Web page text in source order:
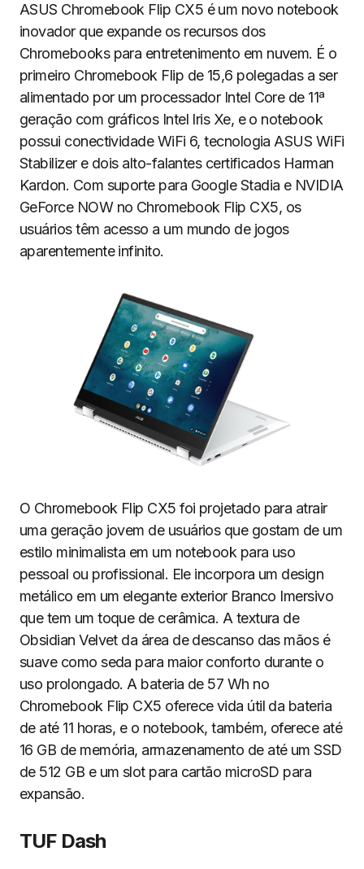
ASUS Chromebook Flip CX5 é um novo notebook
inovador que expande os recursos dos
Chromebooks para entretenimento em nuvem. É o
primeiro Chromebook Flip de 15,6 polegadas a ser
alimentado por um processador Intel Core de 11ª
geração com gráficos Intel Iris Xe, e o notebook
possui conectividade WiFi 6, tecnologia ASUS WiFi
Stabilizer e dois alto-falantes certificados Harman
Kardon. Com suporte para Google Stadia e NVIDIA
GeForce NOW no Chromebook Flip CX5, os
usuários têm acesso a um mundo de jogos
aparentemente infinito.
O Chromebook Flip CX5 foi projetado para atrair
uma geração jovem de usuários que gostam de um
estilo minimalista em um notebook para uso
pessoal ou profissional. Ele incorpora um design
metálico em um elegante exterior Branco Imersivo
que tem um toque de cerâmica. A textura de
Obsidian Velvet da área de descanso das mãos é
suave como seda para maior conforto durante o
uso prolongado. A bateria de 57 Wh no
Chromebook Flip CX5 oferece vida útil da bateria
de até 11 horas, e o notebook, também, oferece até
16 GB de memória, armazenamento de até um SSD
de 512 GB e um slot para cartão microSD para
expansão.
TUF Dash